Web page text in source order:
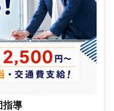
指導